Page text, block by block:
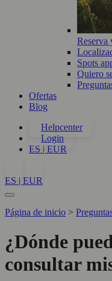
Reserva
Spots
Quiero
Ofertas
Blog
Helpcenter
Login
ES | EUR
ES | EUR
Página de inicio >
¿Dónde
consultar